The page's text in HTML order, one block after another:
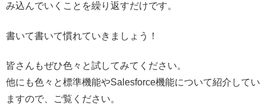
み込んでいくことを繰り返すだけです。
書いて書いて慣れていきましょう！
皆さんもぜひ色々と試してみてください。
他にも色々と標準機能やSalesforce機能について紹介してい
ますので、ご覧ください。